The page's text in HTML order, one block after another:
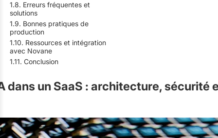
1.8. Erreurs fréquentes et
solutions
1.9. Bonnes pratiques de
production
1.10. Ressources et intégration
avec Novane
1.11. Conclusion
dans un SaaS : architecture, sécurité